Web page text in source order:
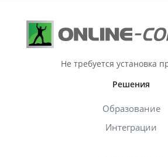
Не требуется установка
Решения
Образование
Интеграции